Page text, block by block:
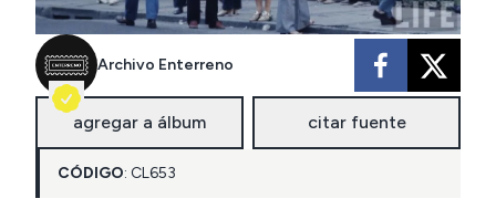
Archivo Enterreno
agregar a álbum citar fuente
CÓDIGO: CL653